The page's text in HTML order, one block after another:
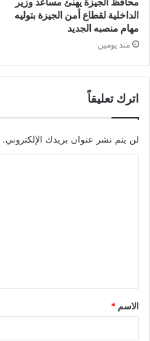
الداخلية لقطاع أمن الجيزة بتوليه
مهام منصبه الجديد
منذ يومين
اترك تعليقاً
لن يتم نشر عنوان بريدك الإلكتروني.
ق
*
الاسم *